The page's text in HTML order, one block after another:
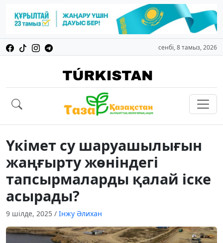
сенбі, 8 тамыз, 2026
Үкімет су шаруашылығын
жаңғырту жөніндегі
тапсырмаларды қалай іске
асырады?
9 шілде, 2025 / Інжу Әлихан